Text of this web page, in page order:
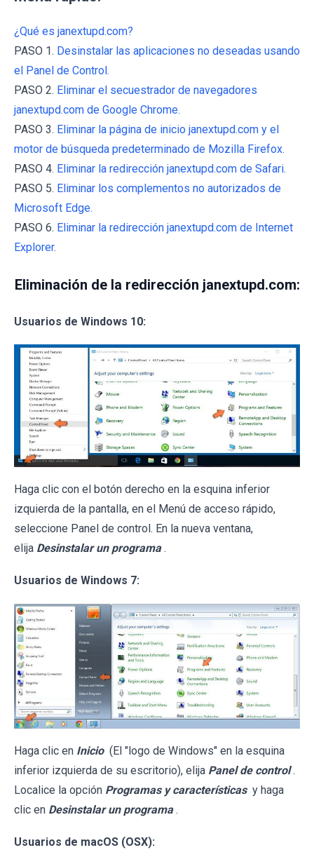
¿Qué es janextupd.com?
PASO 1. Desinstalar las aplicaciones no deseadas usando
el Panel de Control.
PASO 2. Eliminar el secuestrador de navegadores
janextupd.com de Google Chrome.
PASO 3. Eliminar la página de inicio janextupd.com y el
motor de búsqueda predeterminado de Mozilla Firefox.
PASO 4. Eliminar la redirección janextupd.com de Safari.
PASO 5. Eliminar los complementos no autorizados de
Microsoft Edge.
PASO 6. Eliminar la redirección janextupd.com de Internet
Explorer.
Eliminación de la redirección janextupd.com:
Usuarios de Windows 10:
Haga clic con el botón derecho en la esquina inferior
izquierda de la pantalla, en el Menú de acceso rápido,
seleccione Panel de control. En la nueva ventana,
elija Desinstalar un programa .
Usuarios de Windows 7:
Haga clic en Inicio (El "logo de Windows" en la esquina
inferior izquierda de su escritorio), elija Panel de control .
Localice la opción Programas y características y haga
clic en Desinstalar un programa .
Usuarios de macOS (OSX):